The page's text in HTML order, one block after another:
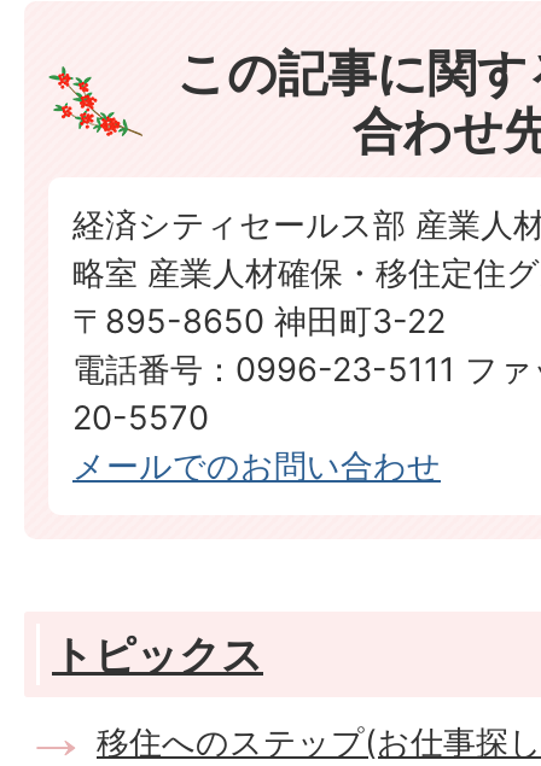
この記事に関
合わせ
経済シティセールス部 産業人
略室 産業人材確保・移住定住
〒895-8650 神田町3-22
電話番号：0996-23-5111 フ
20-5570
メールでのお問い合わせ
トピックス
移住へのステップ(お仕事探